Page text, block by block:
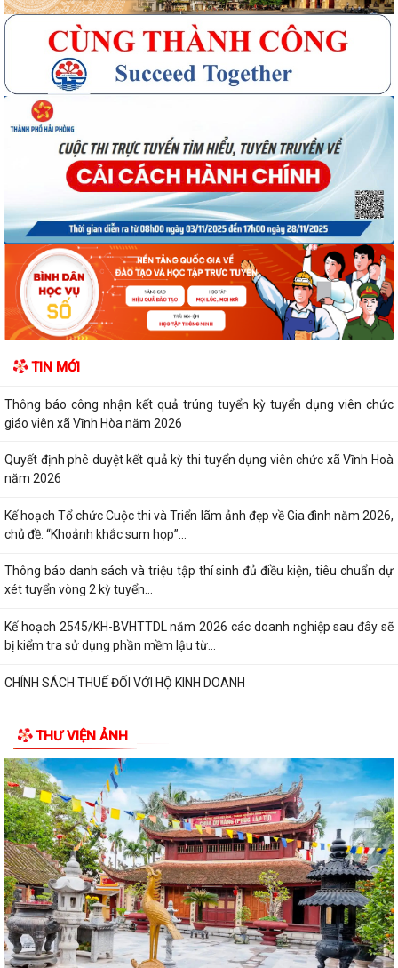
TIN MỚI
Quyết định số 3091/QĐ-UBND ngày 05/8/2026 của UBND thành phố
Về việc công bố thủ tục hành chính ban...
Quyết định số 3095/QĐ-UBND ngày 05/8/2026 của UBND thành phố
Về việc công bố danh mục thủ tục hành...
Quyết định công bố Người phát ngôn xã Vĩnh Hoà
Thông báo đấu giá Quyền sử dụng đất tại thôn Xuân Hùng ( cũ), xã
Vĩnh Hòa, thành phố Hải Phòng.
VI PHẠM HÀNH CHÍNH TRONG LĨNH VỰC ĐẦU TƯ KINH DOANH
Thông báo công nhận kết quả trúng tuyển kỳ tuyển dụng viên chức
giáo viên xã Vĩnh Hòa năm 2026
Quyết định phê duyệt kết quả kỳ thi tuyển dụng viên chức xã Vĩnh Hoà
năm 2026
Kế hoạch Tổ chức Cuộc thi và Triển lãm ảnh đẹp về Gia đình năm 2026,
chủ đề: “Khoảnh khắc sum họp”...
Thông báo danh sách và triệu tập thí sinh đủ điều kiện, tiêu chuẩn dự
xét tuyển vòng 2 kỳ tuyển...
Kế hoạch 2545/KH-BVHTTDL năm 2026 các doanh nghiệp sau đây sẽ
bị kiểm tra sử dụng phần mềm lậu từ...
CHÍNH SÁCH THUẾ ĐỐI VỚI HỘ KINH DOANH
5 điều hộ kinh doanh có doanh thu dưới 1 tỷ đồng cần lưu ý theo quy
định mới
Thông báo về việc nâng lương trước hạn đối với cán bộ
UBND XÃ VĨNH HÒA TỔ CHỨC NGÀY CHẠY OLYMPIC VÌ SỨC KHỎE
TOÀN DÂN NĂM 2026
XÃ VĨNH HÒA TỔ CHỨC TẬP HUẤN, DIỄN TẬP CÁC PHẦN VIỆC TRONG
NGÀY BẦU CỬ
Thông báo về ngày bầu cử, địa điểm bỏ phiếu, thời gian bỏ phiếu bầu
THƯ VIỆN ẢNH